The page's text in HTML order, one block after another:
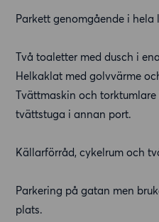
Parkett genomgående i hela
Två toaletter med dusch i
Helkaklat med golvvärme
Tvättmaskin och
tvättstuga i annan port.
Källarförråd, cykelrum och
Parkering på gatan men
plats.